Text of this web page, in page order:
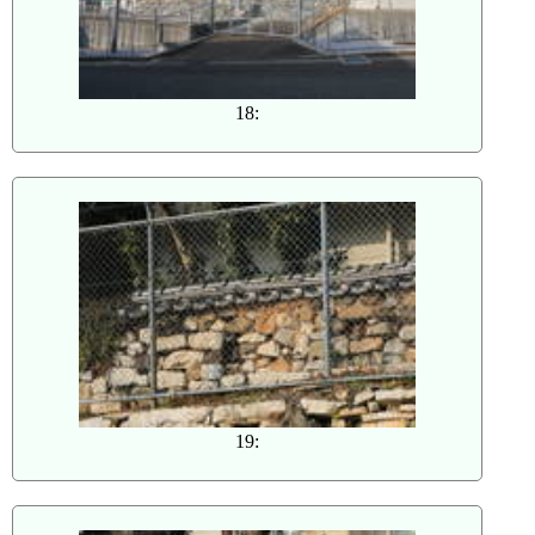
18:
19: